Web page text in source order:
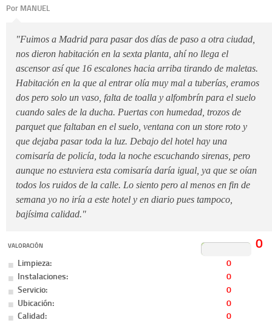
Por MANUEL
"Fuimos a Madrid para pasar dos días de paso a otra ciudad,
nos dieron habitación en la sexta planta, ahí no llega el
ascensor así que 16 escalones hacia arriba tirando de maletas.
Habitación en la que al entrar olía muy mal a tuberías, eramos
dos pero solo un vaso, falta de toalla y alfombrín para el suelo
cuando sales de la ducha. Puertas con humedad, trozos de
parquet que faltaban en el suelo, ventana con un store roto y
que dejaba pasar toda la luz. Debajo del hotel hay una
comisaría de policía, toda la noche escuchando sirenas, pero
aunque no estuviera esta comisaría daría igual, ya que se oían
todos los ruidos de la calle. Lo siento pero al menos en fin de
semana yo no iría a este hotel y en diario pues tampoco,
bajísima calidad."
VALORACIÓN 0
Limpieza:
0
Instalaciones:
0
Servicio:
0
Ubicación:
0
Calidad:
0